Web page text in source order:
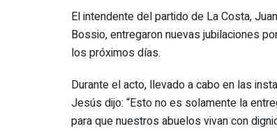
El intendente del partido de La Costa,
Bossio, entregaron nuevas jubilaciones
los próximos días.
Durante el acto, llevado a cabo en las
Jesús dijo: “Esto no es solamente la
para que nuestros abuelos vivan con